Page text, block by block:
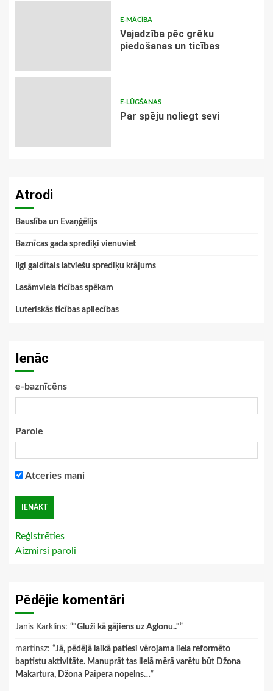
E-MĀCĪBA
Vajadzība pēc grēku
piedošanas un ticības
E-LŪGŠANAS
Par spēju noliegt sevi
Atrodi
Bauslība un Evaņģēlijs
Baznīcas gada sprediķi vienuviet
Ilgi gaidītais latviešu sprediķu krājums
Lasāmviela ticības spēkam
Luteriskās ticības apliecības
Ienāc
e-baznīcēns
Parole
Atceries mani
Reģistrēties
Aizmirsi paroli
Pēdējie komentāri
Janis Karklins: “"Gluži kā gājiens uz Aglonu.."”
martinsz: “Jā, pēdējā laikā patiesi vērojama liela reformēto
baptistu aktivitāte. Manuprāt tas lielā mērā varētu būt Džona
Makartura, Džona Paipera nopelns…”